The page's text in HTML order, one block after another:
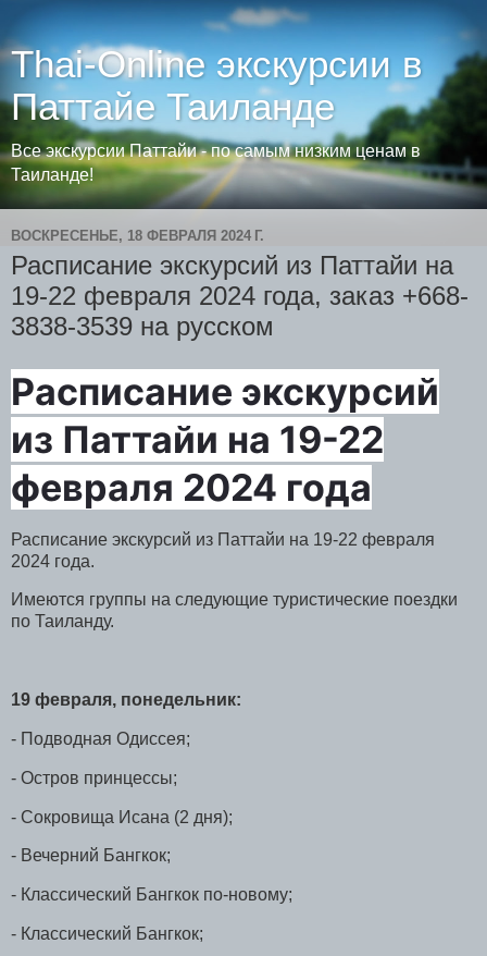
Thai-Online экскурсии в
Паттайе Таиланде
Все экскурсии Паттайи - по самым низким ценам в
Таиланде!
ВОСКРЕСЕНЬЕ, 18 ФЕВРАЛЯ 2024 Г.
Расписание экскурсий из Паттайи на
19-22 февраля 2024 года, заказ +668-
3838-3539 на русском
Расписание экскурсий
из Паттайи на 19-22
февраля 2024 года
Расписание экскурсий из Паттайи на 19-22 февраля
2024 года.
Имеются группы на следующие туристические поездки
по Таиланду.
19 февраля, понедельник:
- Подводная Одиссея;
- Остров принцессы;
- Сокровища Исана (2 дня);
- Вечерний Бангкок;
- Классический Бангкок по-новому;
- Классический Бангкок;